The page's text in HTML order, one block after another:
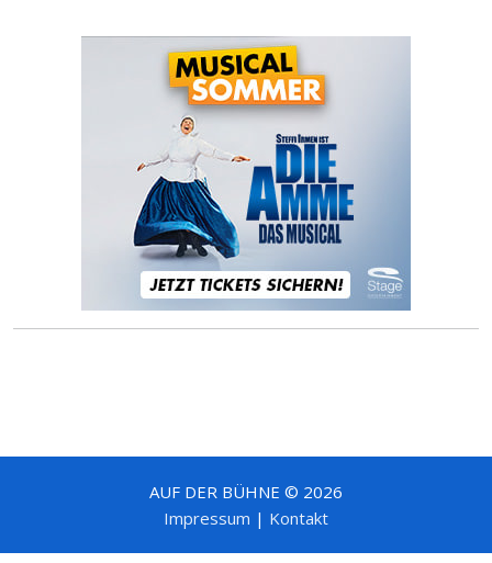
AUF DER BÜHNE © 2026
Impressum | Kontakt